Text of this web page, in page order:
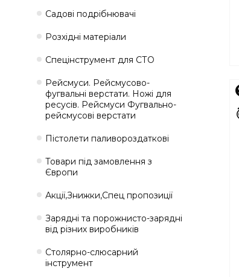
Садові подрібнювачі
Розхідні матеріали
Спецінструмент для СТО
Рейсмуси. Рейсмусово-
фугвальні верстати. Ножі для
ресусів. Рейсмуси Фугвально-
рейсмусові верстати
Пістолети паливороздаткові
Товари під замовлення з
Європи
Акції,Знижки,Спец пропозиції
Зарядні та порожнисто-зарядні
від різних виробників
Столярно-слюсарний
інструмент